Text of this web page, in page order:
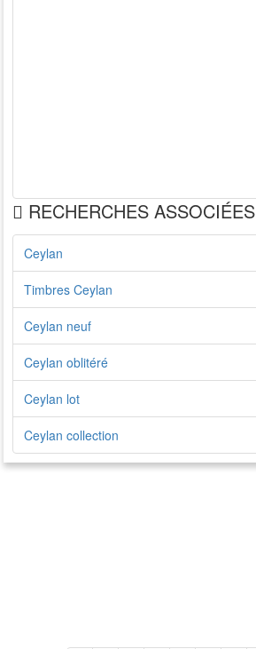
RECHERCHES ASSOCIÉES
Ceylan
Timbres Ceylan
Ceylan neuf
Ceylan oblitéré
Ceylan lot
Ceylan collection